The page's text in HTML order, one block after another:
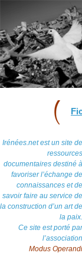
Irénées.net est un site de
ressources
documentaires destiné à
favoriser l’échange de
connaissances et de
savoir faire au service de
la construction d’un art de
la paix.
Ce site est porté par
l’association
Modus Operandi